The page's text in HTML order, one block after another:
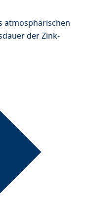
atmosphärischen
der Zink-